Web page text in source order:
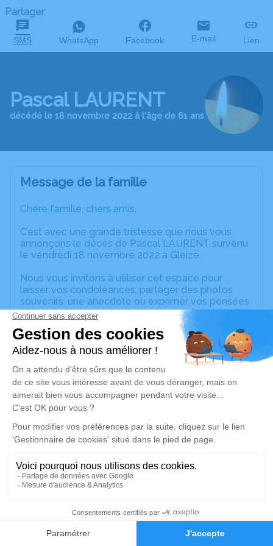
Faire-part Hommages
Partager
SMS WhatsApp Facebook E-mail Lien
Pascal LAURENT
décédé le 18 novembre 2022 à l'âge de 61 ans
Message de la famille
Chère famille, chers amis,
C’est avec une grande tristesse que nous vous
annonçons le décès de Pascal LAURENT survenu
le vendredi 18 novembre 2022 à Gleize.
Nous vous invitons à utiliser cet espace pour
laisser vos condoléances, partager des photos
souvenirs, une anecdote ou exprimer vos pensées
à travers des poèmes ou des textes. Cet endroit
est un lieu d'expression dédié à honorer la
mémoire de Pascal LAURENT.
Un service de plantation d’arbre hommage est
disponible ici.
Cérémonie religieuse
Église de Villechenève
Place de l'Église
Je rends hommage